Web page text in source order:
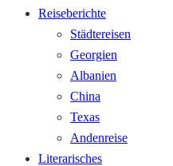
Reiseberichte
Städtereisen
Georgien
Albanien
China
Texas
Andenreise
Literarisches